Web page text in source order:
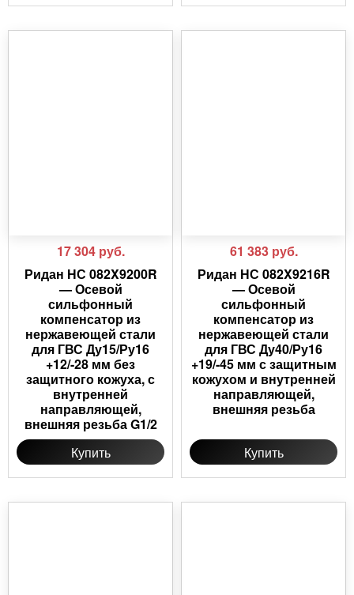
17 304 руб.
Ридан НС 082X9200R
— Осевой
сильфонный
компенсатор из
нержавеющей стали
для ГВС Ду15/Ру16
+12/-28 мм без
защитного кожуха, с
внутренней
направляющей,
внешняя резьба G1/2
Купить
61 383 руб.
Ридан НС 082X9216R
— Осевой
сильфонный
компенсатор из
нержавеющей стали
для ГВС Ду40/Ру16
+19/-45 мм с защитным
кожухом и внутренней
направляющей,
внешняя резьба
Купить